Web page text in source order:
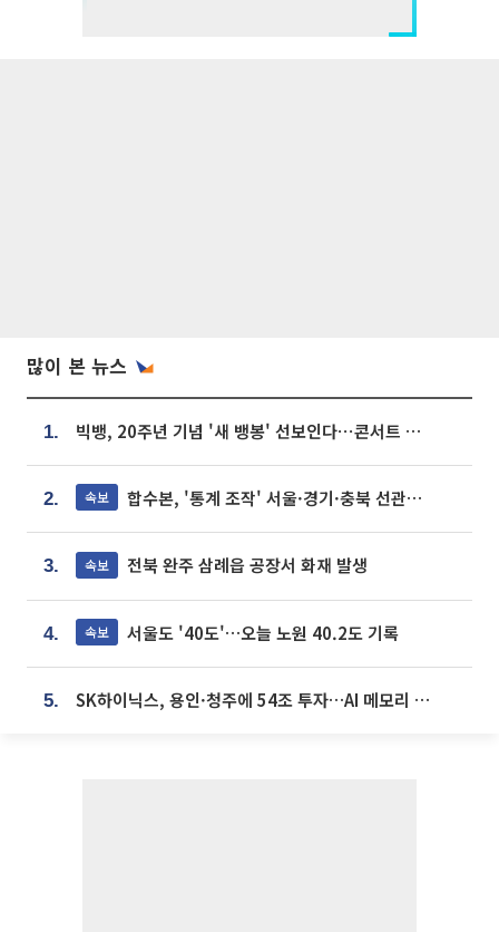
많이 본 뉴스
1. 빅뱅, 20주년 기념 '새 뱅봉' 선보인다⋯콘서트 앞두고 팝업 개최
2. 속보 합수본, '통계 조작' 서울·경기·충북 선관위 등 추가 압수수색
3. 속보 전북 완주 삼례읍 공장서 화재 발생
4. 속보 서울도 '40도'…오늘 노원 40.2도 기록
5. SK하이닉스, 용인·청주에 54조 투자…AI 메모리 생산기지 키운다